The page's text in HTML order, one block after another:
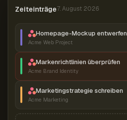
Zeiteinträge7. August 2026
Homepage-Mockup entwerfen
Acme Web Project
Markenrichtlinien überprüfen
Acme Brand Identity
Marketingstrategie schreiben
Acme Marketing